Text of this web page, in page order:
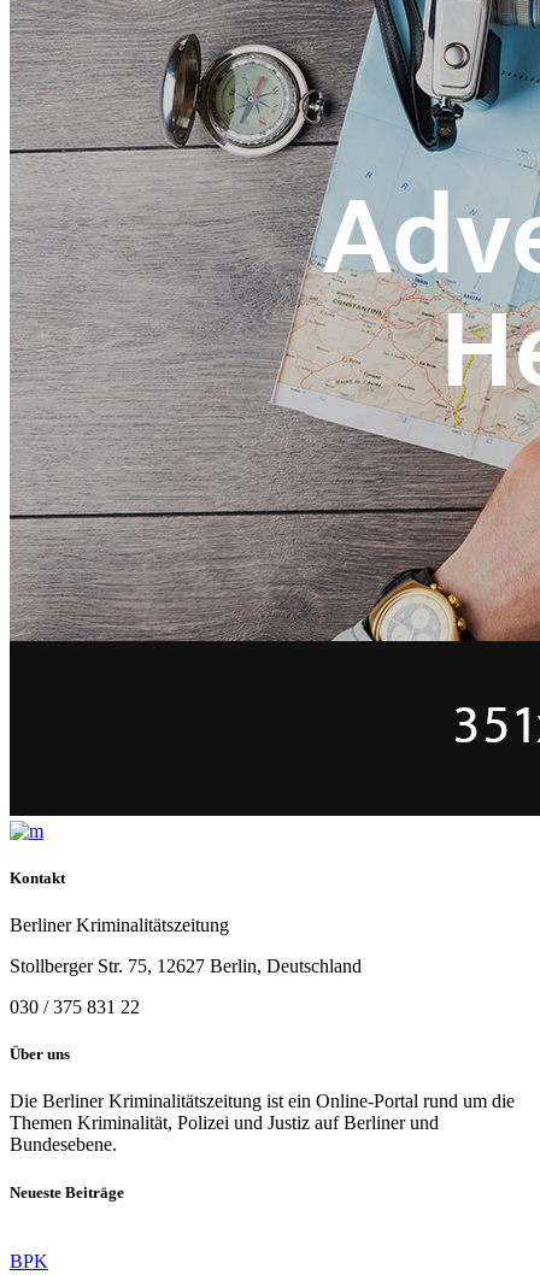
Kontakt
Berliner Kriminalitätszeitung
Stollberger Str. 75, 12627 Berlin, Deutschland
030 / 375 831 22
Über uns
Die Berliner Kriminalitätszeitung ist ein Online-Portal rund um die
Themen Kriminalität, Polizei und Justiz auf Berliner und
Bundesebene.
Neueste Beiträge
BPK